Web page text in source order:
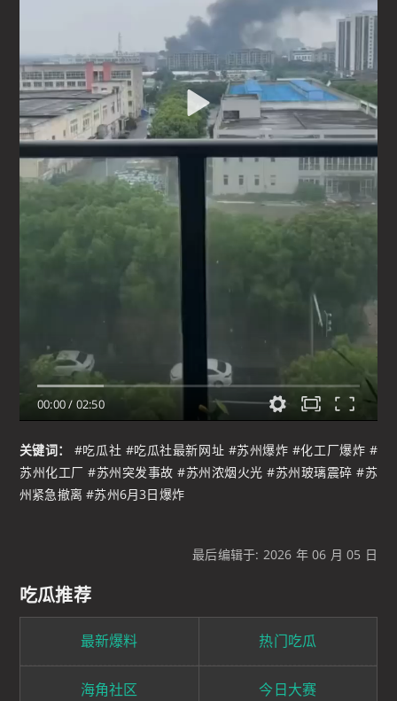
00:00/ 02:50
关键词：
#吃瓜社 #吃瓜社最新网址 #苏州爆炸 #化工厂爆炸 #
苏州化工厂 #苏州突发事故 #苏州浓烟火光 #苏州玻璃震碎 #苏
州紧急撤离 #苏州6月3日爆炸
最后编辑于: 2026 年 06 月 05 日
吃瓜推荐
最新爆料 热门吃瓜
海角社区 今日大赛